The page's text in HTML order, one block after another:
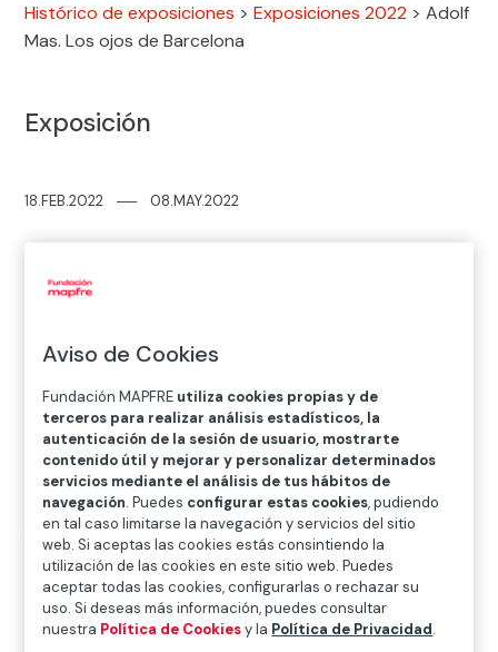
Histórico de exposiciones >Exposiciones 2022 >Adolf
Mas. Los ojos de Barcelona
Exposición
18.FEB.2022──08.MAY.2022
Dónde
Avenida Litoral, 30 – 08005 Barcelona
Más detalles
Nacido en Solsona (Lérida) el 28 de septiembre de
1860, Adolf Mas se traslada a Barcelona poco antes de
1890. Deja así su ciudad natal y un trabajo de
procurador por un futuro incierto en la ciudad Condal
y se hace hueco inicialmente en el sector textil. Unos
años después frecuenta el localEls Quatre Gats
donde establece relación con intelectuales y artistas
de la época. Tras su formación como fotógrafo, en
Aviso de Cookies
Fundación MAPFRE utiliza cookies propias y de
terceros para realizar análisis estadísticos, la
autenticación de la sesión de usuario, mostrarte
contenido útil y mejorar y personalizar determinados
servicios mediante el análisis de tus hábitos de
navegación. Puedes configurar estas cookies, pudiendo
en tal caso limitarse la navegación y servicios del sitio
web. Si aceptas las cookies estás consintiendo la
utilización de las cookies en este sitio web. Puedes
aceptar todas las cookies, configurarlas o rechazar su
uso. Si deseas más información, puedes consultar
nuestra Política de Cookiesy la Política de Privacidad.